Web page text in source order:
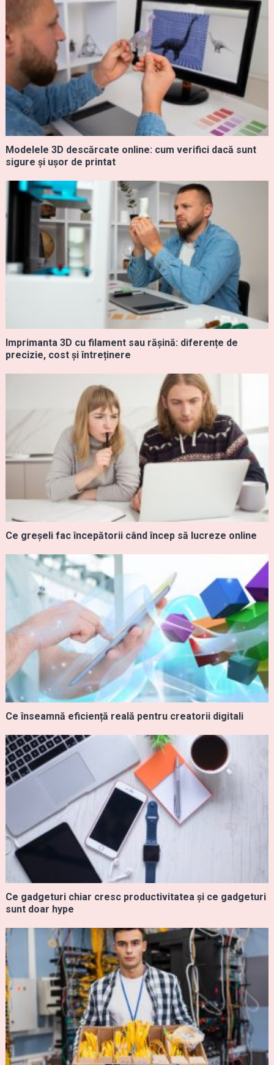
Modelele 3D descărcate online: cum verifici dacă sunt
sigure și ușor de printat
Imprimanta 3D cu filament sau rășină: diferențe de
precizie, cost și întreținere
Ce greșeli fac începătorii când încep să lucreze online
Ce înseamnă eficiență reală pentru creatorii digitali
Ce gadgeturi chiar cresc productivitatea și ce gadgeturi
sunt doar hype